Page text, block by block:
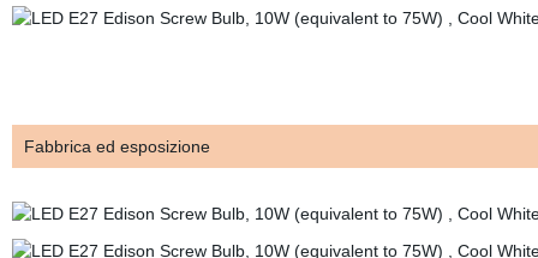
Fabbrica ed esposizione